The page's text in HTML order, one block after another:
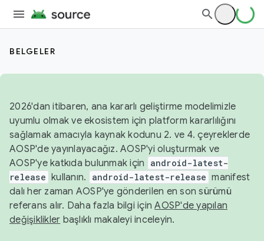
BELGELER
2026'dan itibaren, ana kararlı geliştirme modelimizle
uyumlu olmak ve ekosistem için platform kararlılığını
sağlamak amacıyla kaynak kodunu 2. ve 4. çeyreklerde
AOSP'de yayınlayacağız. AOSP'yi oluşturmak ve
AOSP'ye katkıda bulunmak için
android-latest-
release kullanın. android-latest-release manifest
dalı her zaman AOSP'ye gönderilen en son sürümü
referans alır. Daha fazla bilgi içinAOSP'de yapılan
değişiklikler başlıklı makaleyi inceleyin.